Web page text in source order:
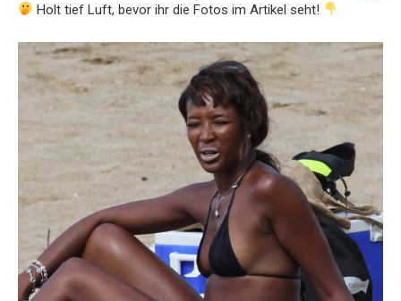
Holt tief Luft, bevor ihr die Fotos im Artikel seht!